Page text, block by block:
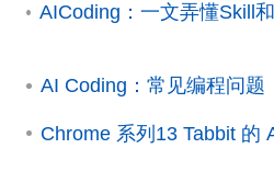
AI Coding：常见编程问题